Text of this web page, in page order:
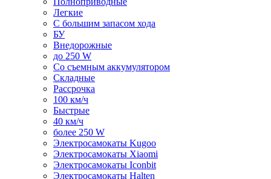
Легкие
С большим запасом хода
БУ
Внедорожные
до 250 W
Со съемным аккумулятором
Складные
Рассрочка
100 км/ч
Быстрые
40 км/ч
более 250 W
Электросамокаты Kugoo
Электросамокаты Xiaomi
Электросамокаты Iconbit
Электросамокаты Halten